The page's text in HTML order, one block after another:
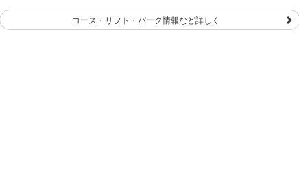
コース・リフト・パーク情報など詳しく